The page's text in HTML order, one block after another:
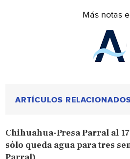
Más notas
ARTÍCULOS
Chihuahua-Presa Parral al
sólo queda agua para tres